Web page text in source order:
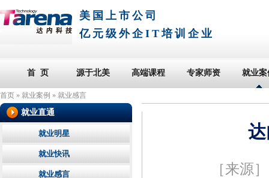
美国上市公司
亿元级外企IT培训企业
首 页 源于北美 高端课程 专家师资 就业案
首页 » 就业案例 » 就业感言
［来源
就业直通
就业明星
就业快讯
就业感言